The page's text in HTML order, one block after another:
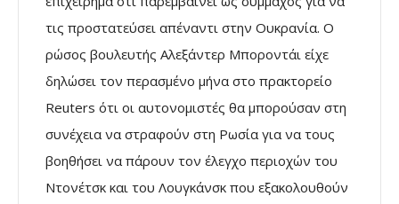
τις προστατεύσει απέναντι στην Ουκρανία. Ο
ρώσος βουλευτής Αλεξάντερ Μποροντάι είχε
δηλώσει τον περασμένο μήνα στο πρακτορείο
Reuters ότι οι αυτονομιστές θα μπορούσαν στη
συνέχεια να στραφούν στη Ρωσία για να τους
βοηθήσει να πάρουν τον έλεγχο περιοχών του
Ντονέτσκ και του Λουγκάνσκ που εξακολουθούν